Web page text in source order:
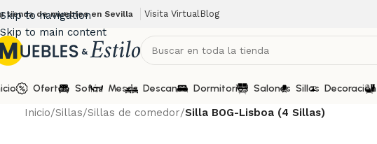
Skip to navigation
Skip to main content
tienda de muebles en Sevilla Visita VirtualBlog
Ofertas Sofás Mesas Descanso Dormitorios Salones Sillas Decoración
Inicio/Sillas/Sillas de comedor/Silla BOG-Lisboa (4 Sillas)